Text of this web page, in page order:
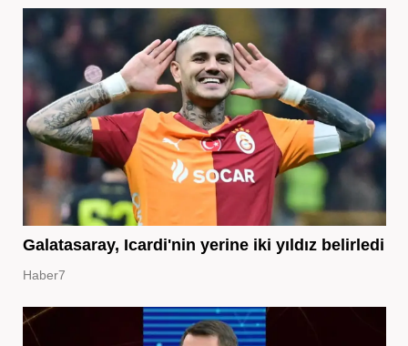
Galatasaray, Icardi'nin yerine iki yıldız belirledi
Haber7